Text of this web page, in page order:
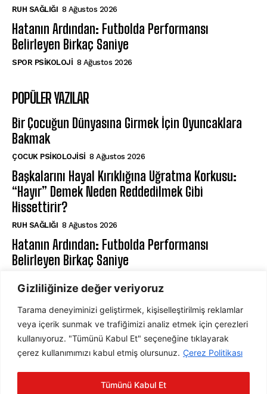
Gizliliğinize değer veriyoruz
Tarama deneyiminizi geliştirmek, kişiselleştirilmiş reklamlar
veya içerik sunmak ve trafiğimizi analiz etmek için çerezleri
kullanıyoruz. "Tümünü Kabul Et" seçeneğine tıklayarak
çerez kullanımımızı kabul etmiş olursunuz. Çerez Politikası
Tümünü Kabul Et
⁠RUH SAĞLIĞI 8 Ağustos 2026
Hatanın Ardından: Futbolda Performansı
Belirleyen Birkaç Saniye
SPOR PSIKOLOJI 8 Ağustos 2026
POPÜLER YAZILAR
Bir Çocuğun Dünyasına Girmek İçin Oyuncaklara
Bakmak
ÇOCUK PSIKOLOJISI 8 Ağustos 2026
Başkalarını Hayal Kırıklığına Uğratma Korkusu:
“Hayır” Demek Neden Reddedilmek Gibi
Hissettirir?
⁠RUH SAĞLIĞI 8 Ağustos 2026
Hatanın Ardından: Futbolda Performansı
Belirleyen Birkaç Saniye
ABONE OL
ABONE OL